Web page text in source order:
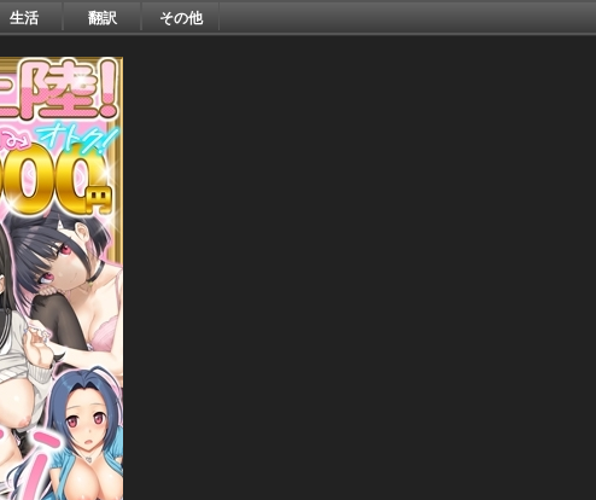
生活 翻訳 その他